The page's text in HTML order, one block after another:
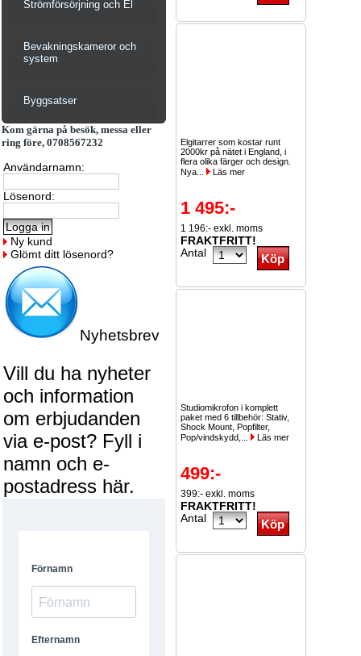
Strömförsörjning och El
Bevakningskameror och
system
Byggsatser
Kom gärna på besök, messa eller
ring före, 0708567232
Användarnamn:
Lösenord:
Ny kund
Glömt ditt lösenord?
Nyhetsbrev
Vill du ha nyheter
och information
om erbjudanden
via e-post? Fyll i
namn och e-
postadress här.
Elgitarrer som kostar runt
2000kr på nätet i England, i
flera olika färger och design.
Nya...
Läs mer
1 495:-
1 196:- exkl. moms
FRAKTFRITT!
Antal
Studiomikrofon i komplett
paket med 6 tillbehör: Stativ,
Shock Mount, Popfilter,
Pop/vindskydd,...
Läs mer
499:-
399:- exkl. moms
FRAKTFRITT!
Antal